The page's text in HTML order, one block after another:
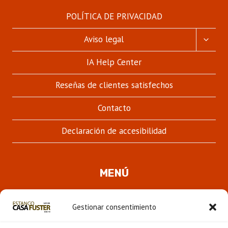
Gestionar consentimiento
POLÍTICA DE PRIVACIDAD
Aviso legal
IA Help Center
Reseñas de clientes satisfechos
Contacto
Declaración de accesibilidad
MENÚ